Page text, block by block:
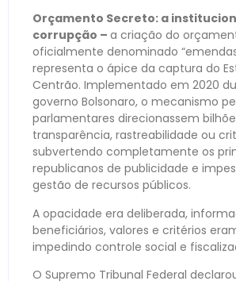
Orçamento Secreto: a
corrupção – a criação do
oficialmente denominado
representa o ápice da captura do
Centrão. Implementado em 2020
governo Bolsonaro, o mecanismo
parlamentares direcionassem
transparência, rastreabilidade ou
subvertendo completamente os
republicanos de publicidade e
gestão de recursos públicos.
A opacidade era deliberada,
beneficiários, valores e critérios
impedindo controle social e
O Supremo Tribunal Federal